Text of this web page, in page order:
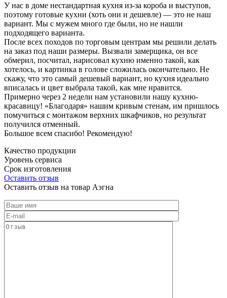
У нас в доме нестандартная кухня из-за короба и выступов,
поэтому готовые кухни (хоть они и дешевле) — это не наш
вариант. Мы с мужем много где были, но не нашли
подходящего варианта.
После всех походов по торговым центрам мы решили делать
на заказ под наши размеры. Вызвали замерщика, он все
обмерил, посчитал, нарисовал кухню именно такой, как
хотелось, и картинка в голове сложилась окончательно. Не
скажу, что это самый дешевый вариант, но кухня идеально
вписалась и цвет выбрала такой, как мне нравится.
Примерно через 2 недели нам установили нашу кухню-
красавицу! «Благодаря» нашим кривым стенам, им пришлось
помучиться с монтажом верхних шкафчиков, но результат
получился отменный.
Большое всем спасибо! Рекомендую!
Качество продукции
Уровень сервиса
Срок изготовления
Оставить отзыв
Оставить отзыв на товар Аэгна